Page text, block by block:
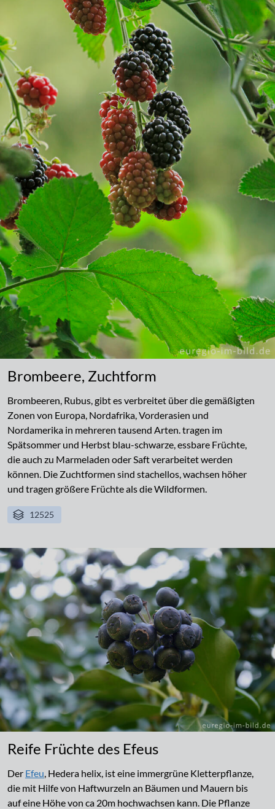
Brombeere, Zuchtform
Brombeeren, Rubus, gibt es verbreitet über die gemäßigten
Zonen von Europa, Nordafrika, Vorderasien und
Nordamerika in mehreren tausend Arten. tragen im
Spätsommer und Herbst blau-schwarze, essbare Früchte,
die auch zu Marmeladen oder Saft verarbeitet werden
können. Die Zuchtformen sind stachellos, wachsen höher
und tragen größere Früchte als die Wildformen.
12525
Reife Früchte des Efeus
Der Efeu , Hedera helix, ist eine immergrüne Kletterpflanze,
die mit Hilfe von Haftwurzeln an Bäumen und Mauern bis
auf eine Höhe von ca 20m hochwachsen kann. Die Pflanze